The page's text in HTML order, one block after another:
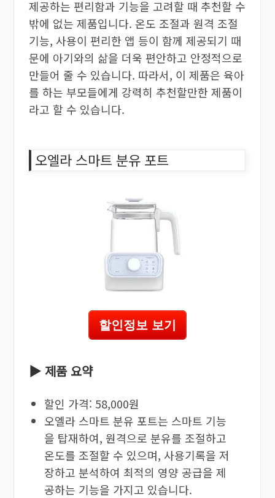
제공하는 편리함과 기능을 고려할 때 추천할 수
밖에 없는 제품입니다. 온도 조절과 원격 조절
기능, 사용이 편리한 앱 등이 함께 제공되기 때
문에 아기와의 삶을 더욱 편안하고 안정적으로
만들어 줄 수 있습니다. 따라서, 이 제품은 육아
를 하는 부모들에게 강력히 추천할만한 제품이
라고 할 수 있습니다.
오엘라 스마트 분유 포트
할인정보 보기
▶ 제품 요약
할인 가격: 58,000원
오엘라 스마트 분유 포트는 스마트 기능
을 탑재하여, 원격으로 분유를 조절하고
온도를 조절할 수 있으며, 사용기록을 저
장하고 분석하여 최적의 영양 공급을 제
공하는 기능을 가지고 있습니다.